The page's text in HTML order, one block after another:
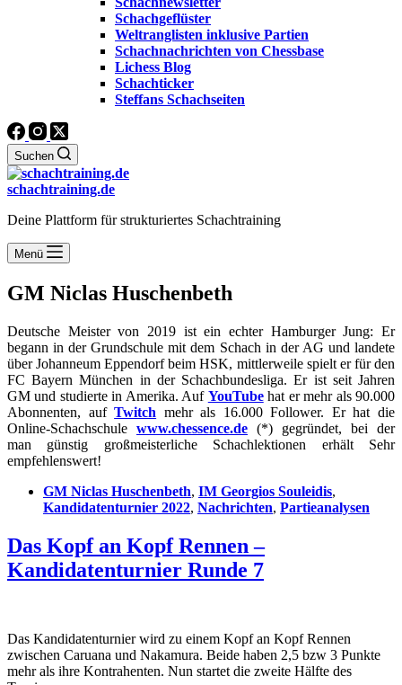
Schachgeflüster
Weltranglisten inklusive Partien
Schachnachrichten von Chessbase
Lichess Blog
Schachticker
Steffans Schachseiten
Suchen
schachtraining.de
Deine Plattform für strukturiertes Schachtraining
Menü
GM Niclas Huschenbeth
Deutsche Meister von 2019 ist ein echter Hamburger Jung: Er
begann in der Grundschule mit dem Schach in der AG und landete
über Johanneum Eppendorf beim HSK, mittlerweile spielt er für den
FC Bayern München in der Schachbundesliga. Er ist seit Jahren
GM und studierte in Amerika. Auf YouTubehat er mehr als 90.000
Abonnenten, aufTwitch mehr als 16.000 Follower. Er hat die
Online-Schachschule www.chessence.de (*) gegründet, bei der
man günstig großmeisterliche Schachlektionen erhält Sehr
empfehlenswert!
GM Niclas Huschenbeth, IM Georgios Souleidis,
Kandidatenturnier 2022, Nachrichten, Partieanalysen
Das Kopf an Kopf Rennen –
Kandidatenturnier Runde 7
Das Kandidatenturnier wird zu einem Kopf an Kopf Rennen
zwischen Caruana und Nakamura. Beide haben 2,5 bzw 3 Punkte
mehr als ihre Kontrahenten. Nun startet die zweite Hälfte des